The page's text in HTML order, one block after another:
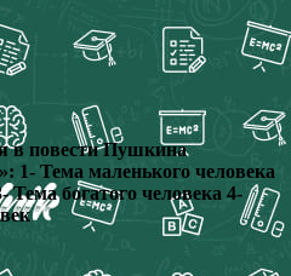
в повести Пушкина
1- Тема маленького человека
богатого человека 4-